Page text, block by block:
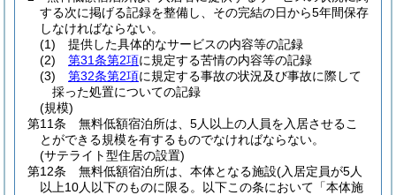
する次に掲げる記録を整備し、その完結の日から5年間保存
しなければならない。
(1)
提供した具体的なサービスの内容等の記録
(2)
第31条第2項に規定する苦情の内容等の記録
(3)
第32条第2項に規定する事故の状況及び事故に際して
採った処置についての記録
(規模)
第11条
無料低額宿泊所は、5人以上の人員を入居させるこ
とができる規模を有するものでなければならない。
(サテライト型住居の設置)
第12条
無料低額宿泊所は、本体となる施設(入居定員が5人
以上10人以下のものに限る。以下この条において「本体施